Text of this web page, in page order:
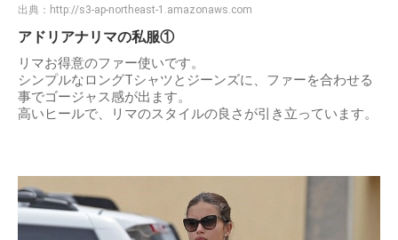
出典： http://s3-ap-northeast-1.amazonaws.com
アドリアナリマの私服①
リマお得意のファー使いです。
シンプルなロングTシャツとジーンズに、ファーを合わせる
事でゴージャス感が出ます。
高いヒールで、リマのスタイルの良さが引き立っています。